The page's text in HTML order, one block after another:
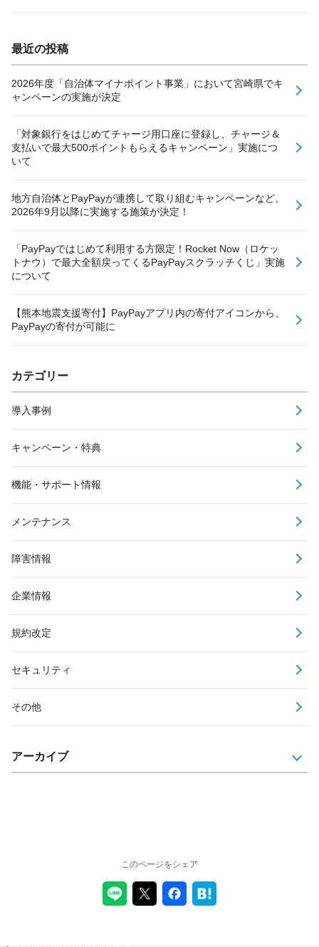
最近の投稿
2026年度「自治体マイナポイント事業」において宮崎県でキ
ャンペーンの実施が決定
「対象銀行をはじめてチャージ用口座に登録し、チャージ＆
支払いで最大500ポイントもらえるキャンペーン」実施につ
いて
地方自治体とPayPayが連携して取り組むキャンペーンなど、
2026年9月以降に実施する施策が決定！
「PayPayではじめて利用する方限定！Rocket Now（ロケッ
トナウ）で最大全額戻ってくるPayPayスクラッチくじ」実施
について
【熊本地震支援寄付】PayPayアプリ内の寄付アイコンから、
PayPayの寄付が可能に
カテゴリー
導入事例
キャンペーン・特典
機能・サポート情報
メンテナンス
障害情報
企業情報
規約改定
セキュリティ
その他
アーカイブ
このページをシェア